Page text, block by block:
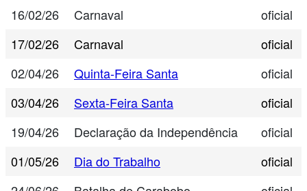
16/02/26
Carnaval
oficial
17/02/26
Carnaval
oficial
02/04/26
Quinta-Feira Santa
oficial
03/04/26
Sexta-Feira Santa
oficial
19/04/26
Declaração da Independência
oficial
01/05/26
Dia do Trabalho
oficial